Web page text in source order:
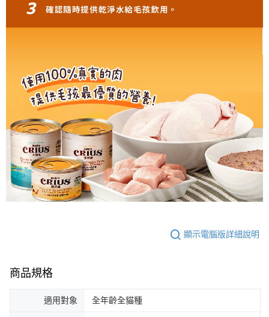
顯示電腦版詳細說明
商品規格
適用對象 全年齡全貓種